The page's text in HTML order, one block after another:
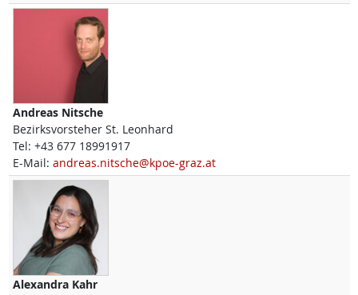
Andreas Nitsche
Bezirksvorsteher St. Leonhard
Tel: +43 677 18991917
E-Mail: andreas.nitsche@kpoe-graz.at
Alexandra Kahr